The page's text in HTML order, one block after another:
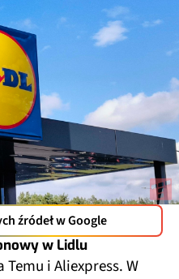
źródeł w Google
w Lidlu
i Aliexpress. W